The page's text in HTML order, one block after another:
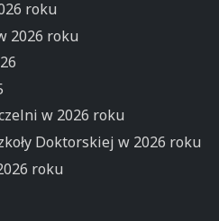
roku
2026 roku
w 2026 roku
Doktorskiej w 2026 roku
roku